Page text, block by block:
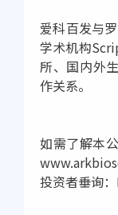
爱科百发与
学术机构
所、国内外
作关系。
如需了解本
投资者垂询